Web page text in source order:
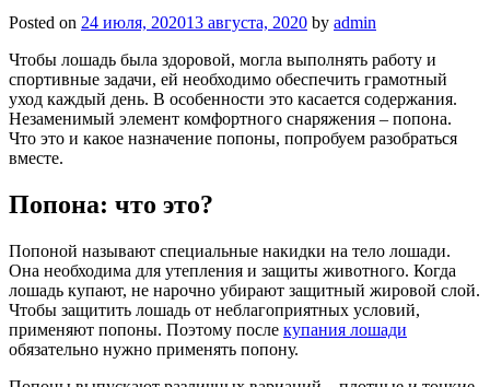
Posted on 24 июля, 202013 августа, 2020 by admin
Чтобы лошадь была здоровой, могла выполнять работу и
спортивные задачи, ей необходимо обеспечить грамотный
уход каждый день. В особенности это касается содержания.
Незаменимый элемент комфортного снаряжения – попона.
Что это и какое назначение попоны, попробуем разобраться
вместе.
Попона: что это?
Попоной называют специальные накидки на тело лошади.
Она необходима для утепления и защиты животного. Когда
лошадь купают, не нарочно убирают защитный жировой слой.
Чтобы защитить лошадь от неблагоприятных условий,
применяют попоны. Поэтому после купания лошади
обязательно нужно применять попону.